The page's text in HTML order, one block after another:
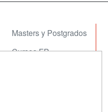
Masters y Postgrados
Cursos FP